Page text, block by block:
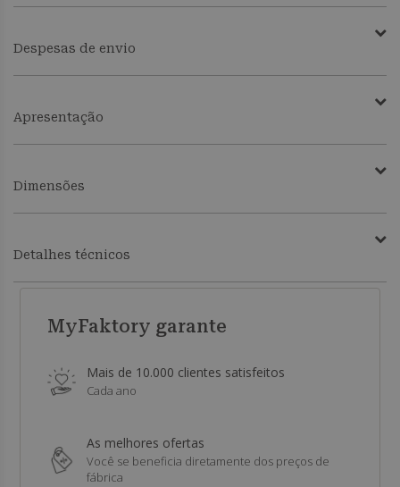
Despesas de envio
Apresentação
Dimensões
Detalhes técnicos
MyFaktory garante
Mais de 10.000 clientes satisfeitos
Cada ano
As melhores ofertas
Você se beneficia diretamente dos preços de
fábrica